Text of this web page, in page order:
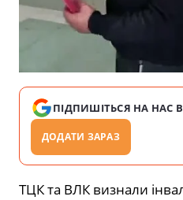
ПІДПИШІТЬСЯ НА НАС В
ДОДАТИ ЗАРАЗ
ТЦК та ВЛК визнали